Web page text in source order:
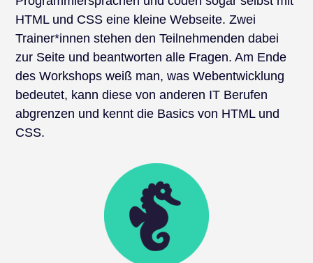
HTML und CSS eine kleine Webseite. Zwei
Trainer*innen stehen den Teilnehmenden dabei
zur Seite und beantworten alle Fragen. Am Ende
des Workshops weiß man, was Webentwicklung
bedeutet, kann diese von anderen IT Berufen
abgrenzen und kennt die Basics von HTML und
CSS.